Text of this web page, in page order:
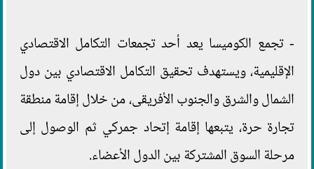
- تجمع الكوميسا يعد أحد تجمعات التكامل الاقتصادي
الإقليمية، ويستهدف تحقيق التكامل الاقتصادي بين دول
الشمال والشرق والجنوب الأفريقى، من خلال إقامة منطقة
تجارة حرة، يتبعها إقامة إتحاد جمركي ثم الوصول إلى
مرحلة السوق المشتركة بين الدول الأعضاء.